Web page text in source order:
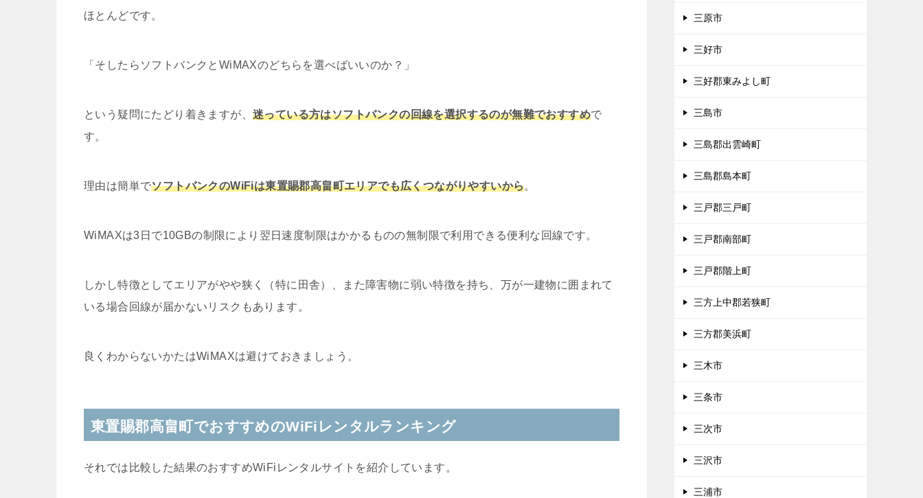
ほとんどです。
「そしたらソフトバンクとWiMAXのどちらを選べばいいのか？」
という疑問にたどり着きますが、 迷っている方はソフトバンクの回線を選択するのが無難でおすすめで
す。
理由は簡単でソフトバンクのWiFiは東置賜郡高畠町エリアでも広くつながりやすいから。
WiMAXは3日で10GBの制限により翌日速度制限はかかるものの無制限で利用できる便利な回線です。
しかし特徴としてエリアがやや狭く（特に田舎）、また障害物に弱い特徴を持ち、万が一建物に囲まれて
いる場合回線が届かないリスクもあります。
良くわからないかたはWiMAXは避けておきましょう。
東置賜郡高畠町でおすすめのWiFiレンタルランキング
それでは比較した結果のおすすめWiFiレンタルサイトを紹介しています。
三原市
三好市
三好郡東みよし町
三島市
三島郡出雲崎町
三島郡島本町
三戸郡三戸町
三戸郡南部町
三戸郡階上町
三方上中郡若狭町
三方郡美浜町
三木市
三条市
三次市
三沢市
三浦市